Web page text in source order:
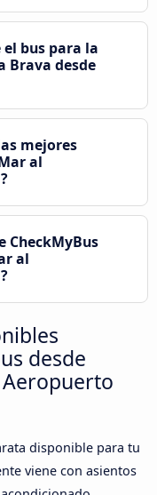
bus para la
Brava desde
mejores
al
CheckMyBus
al
desde
disponible para tu
viene con asientos